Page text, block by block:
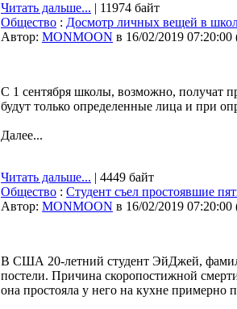
Читать дальше... | 11974 байт
Общество : Досмотр личных вещей в
Автор: MONMOON в 16/02/2019 07:20:00
С 1 сентября школы, возможно, получат
будут только определенные лица и при
Далее...
Читать дальше... | 4449 байт
Общество : Студент съел простоявшие
Автор: MONMOON в 16/02/2019 07:20:00
В США 20-летний студент ЭйДжей,
постели. Причина скоропостижной
она простояла у него на кухне